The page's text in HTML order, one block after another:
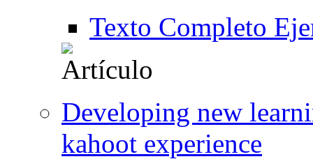
Texto Completo
Developing new
kahoot experience